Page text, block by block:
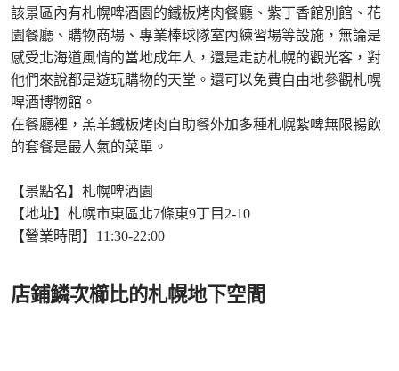
該景區內有札幌啤酒園的鐵板烤肉餐廳、紫丁香館別館、花
園餐廳、購物商場、專業棒球隊室內練習場等設施，無論是
感受北海道風情的當地成年人，還是走訪札幌的觀光客，對
他們來說都是遊玩購物的天堂。還可以免費自由地參觀札幌
啤酒博物館。
在餐廳裡，羔羊鐵板烤肉自助餐外加多種札幌紮啤無限暢飲
的套餐是最人氣的菜單。
【景點名】札幌啤酒園
【地址】札幌市東區北7條東9丁目2-10
【營業時間】11:30-22:00
店鋪鱗次櫛比的札幌地下空間